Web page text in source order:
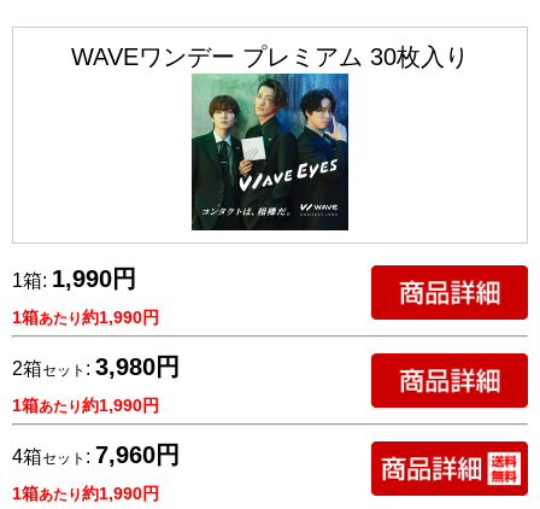
WAVEワンデー プレミアム 30枚入り
1箱: 1,990円
1箱あたり約1,990円
2箱セット : 3,980円
1箱あたり約1,990円
4箱セット : 7,960円
1箱あたり約1,990円